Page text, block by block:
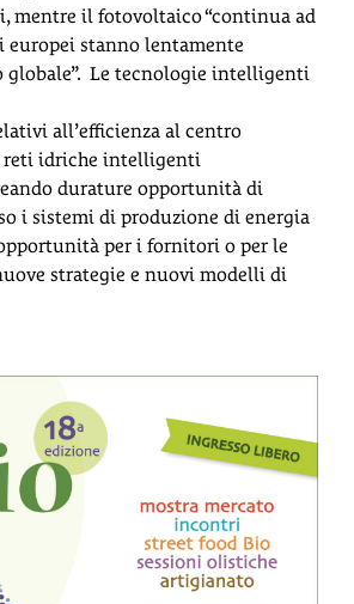
mentre il fotovoltaico “continua ad
europei stanno lentamente
globale”. Le tecnologie intelligenti
all’efficienza al centro
reti idriche intelligenti
durature opportunità di
i sistemi di produzione di energia
per i fornitori o per le
strategie e nuovi modelli di